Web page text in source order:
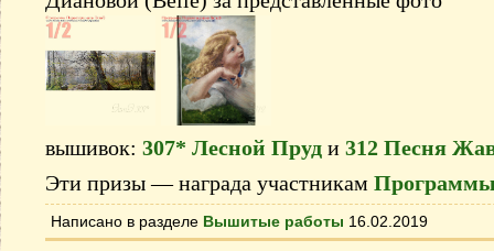
вышивок: 307* Лесной Пруд и 312 Песня
Эти призы — награда участникам
Написано в разделе Вышитые работы 16.02.2019